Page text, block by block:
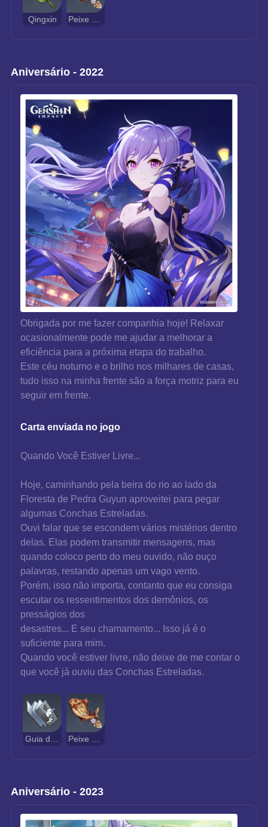
Qingxin
Aniversário - 2022
Obrigada por me fazer companhia hoje! Relaxar
ocasionalmente pode me ajudar a melhorar a
eficiência para a próxima etapa do trabalho.
Este céu noturno e o brilho nos milhares de casas,
tudo isso na minha frente são a força motriz para eu
seguir em frente.
Carta enviada no jogo
Quando Você Estiver Livre...
Hoje, caminhando pela beira do rio ao lado da
Floresta de Pedra Guyun aproveitei para pegar
algumas Conchas Estreladas.
Ouvi falar que se escondem vários mistérios dentro
delas. Elas podem transmitir mensagens, mas
quando coloco perto do meu ouvido, não ouço
palavras, restando apenas um vago vento.
Porém, isso não importa, contanto que eu consiga
escutar os ressentimentos dos demônios, os
presságios dos
desastres... E seu chamamento... Isso já é o
suficiente para mim.
Quando você estiver livre, não deixe de me contar o
que você já ouviu das Conchas Estreladas.
Aniversário - 2023